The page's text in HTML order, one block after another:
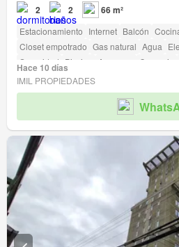
2 2 66 m²
Estacionamiento Internet Balcón
Closet empotrado Gas natural Agua
Seguridad Piscina Ascensor Conserje
Acceso para personas con discapacidad
Hace 10 días
IMIL PROPIEDADES